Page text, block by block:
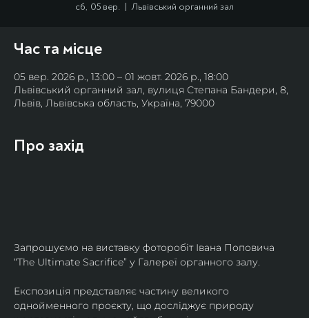
сб, 05 вер.
  |
Львівський органний зал
Час та місце
05 вер. 2026 р., 13:00 – 01 жовт. 2026 р., 18:00
Львівський органний зал, вулиця Степана Бандери, 8,
Львів, Львівська область, Україна, 79000
Про захід
Запрошуємо на виставку фоторобіт Івана Поповича
“The Ultimate Sacrifice” у Галереї органного залу.
Експозиція представляє частину великого
однойменного проєкту, що досліджує природу